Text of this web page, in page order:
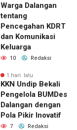
Warga Dalangan
tentang
Pencegahan KDRT
dan Komunikasi
Keluarga
10 Redaksi
1 hari lalu
KKN Undip Bekali
Pengelola BUMDes
Dalangan dengan
Pola Pikir Inovatif
7 Redaksi